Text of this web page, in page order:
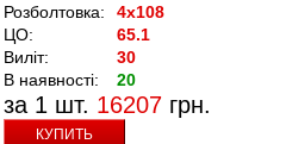
Розболтовка:
4x108
ЦО:
65.1
Виліт:
30
В наявності:
20
за 1 шт. 16207 грн.
КУПИТЬ